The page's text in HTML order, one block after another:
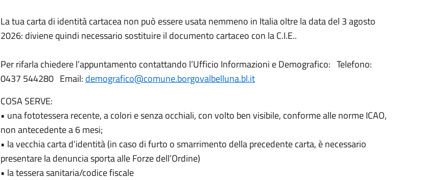
La tua carta di identità cartacea non può essere usata nemmeno in Italia oltre la data del 3 agosto
2026: diviene quindi necessario sostituire il documento cartaceo con la C.I.E..
Per rifarla chiedere l’appuntamento contattando l’Ufficio Informazioni e Demografico: Telefono:
0437 544280 Email: demografico@comune.borgovalbelluna.bl.it
COSA SERVE:
• una fototessera recente, a colori e senza occhiali, con volto ben visibile, conforme alle norme ICAO,
non antecedente a 6 mesi;
• la vecchia carta d'identità (in caso di furto o smarrimento della precedente carta, è necessario
presentare la denuncia sporta alle Forze dell’Ordine)
• la tessera sanitaria/codice fiscale